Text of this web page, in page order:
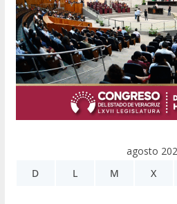
agosto
D
L M X